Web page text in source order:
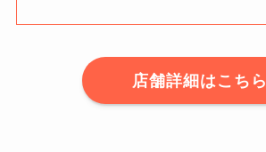
店舗詳細はこちら